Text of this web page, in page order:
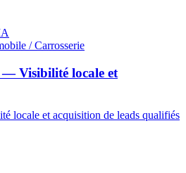
/ Carrosserie
Visibilité locale et
locale et acquisition de leads qualifiés